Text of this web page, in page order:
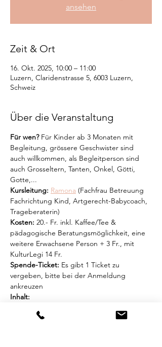
ansehen
Zeit & Ort
16. Okt. 2025, 10:00 – 11:00
Luzern, Claridenstrasse 5, 6003 Luzern,
Schweiz
Über die Veranstaltung
Für wen? Für Kinder ab 3 Monaten mit
Begleitung, grössere Geschwister sind
auch willkommen, als Begleitperson sind
auch Grosseltern, Tanten, Onkel, Götti,
Gotte,...
Kursleitung: Ramona (Fachfrau Betreuung
Fachrichtung Kind, Artgerecht-Babycoach,
Trageberaterin)
Kosten: 20.- Fr. inkl. Kaffee/Tee &
pädagogische Beratungsmöglichkeit, eine
weitere Erwachsene Person + 3 Fr., mit
KulturLegi 14 Fr.
Spende-Ticket: Es gibt 1 Ticket zu
vergeben, bitte bei der Anmeldung
ankreuzen
Inhalt:
Baumhuus-Krabbeltreff-Lied